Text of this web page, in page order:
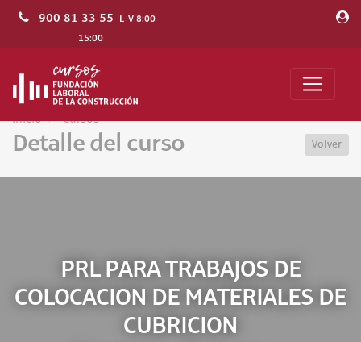
900 81 33 55 L-V 8:00 -
15:00
Inicio Cursos
Detalle del curso Volver
PRL PARA TRABAJOS DE
COLOCACION DE MATERIALES DE
CUBRICION